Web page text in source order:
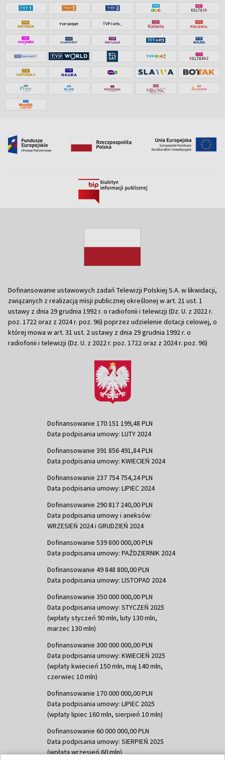
Dofinansowanie ustawowych zadań Telewizji Polskiej S.A. w likwidacji,
związanych z realizacją misji publicznej określonej w art. 21 ust. 1
ustawy z dnia 29 grudnia 1992 r. o radiofonii i telewizji (Dz. U. z 2022 r.
poz. 1722 oraz z 2024 r. poz. 96) poprzez udzielenie dotacji celowej, o
której mowa w art. 31 ust. 2 ustawy z dnia 29 grudnia 1992 r. o
radiofonii i telewizji (Dz. U. z 2022 r. poz. 1722 oraz z 2024 r. poz. 96)
Dofinansowanie 170 151 199,48 PLN
Data podpisania umowy: LUTY 2024
Dofinansowanie 391 856 491,84 PLN
Data podpisania umowy: KWIECIEŃ 2024
Dofinansowanie 237 754 754,24 PLN
Data podpisania umowy: LIPIEC 2024
Dofinansowanie 290 817 240,00 PLN
Data podpisania umowy i aneksów:
WRZESIEŃ 2024 i GRUDZIEŃ 2024
Dofinansowanie 539 800 000,00 PLN
Data podpisania umowy: PAŹDZIERNIK 2024
Dofinansowanie 49 848 800,00 PLN
Data podpisania umowy: LISTOPAD 2024
Dofinansowanie 350 000 000,00 PLN
Data podpisania umowy: STYCZEŃ 2025
(wpłaty styczeń 90 mln, luty 130 mln,
marzec 130 mln)
Dofinansowanie 300 000 000,00 PLN
Data podpisania umowy: KWIECIEŃ 2025
(wpłaty kwiecień 150 mln, maj 140 mln,
czerwiec 10 mln)
Dofinansowanie 170 000 000,00 PLN
Data podpisania umowy: LIPIEC 2025
(wpłaty lipiec 160 mln, sierpień 10 mln)
Dofinansowanie 60 000 000,00 PLN
Data podpisania umowy: SIERPIEŃ 2025
(wpłata wrzesień 60 mln)